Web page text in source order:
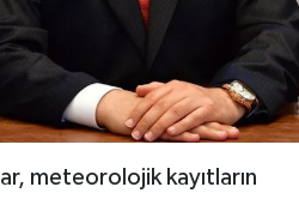
meteorolojik kayıtların